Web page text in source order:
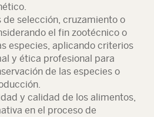
selección, cruzamiento o
el fin zootécnico o
especies, aplicando criterios
y ética profesional para
de las especies o
y calidad de los alimentos,
en el proceso de